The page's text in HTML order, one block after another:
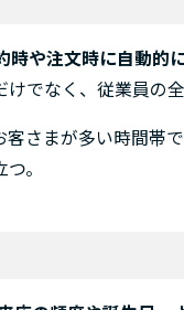
時や注文時に自動的
でなく、従業員の
さまが多い時間帯
。